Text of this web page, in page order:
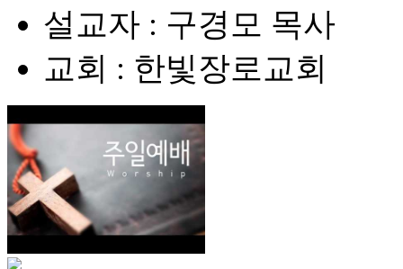
설교자 : 구경모 목사
교회 : 한빛장로교회